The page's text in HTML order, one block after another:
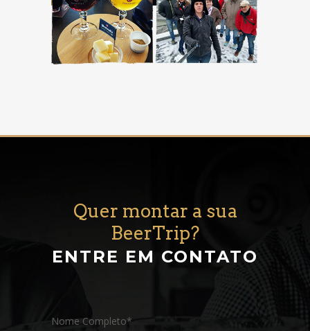
Quer montar a sua
BeerTrip?
ENTRE EM CONTATO
Nome Completo*